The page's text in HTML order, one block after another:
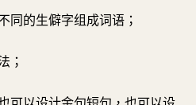
同的生僻字组成词语；
；